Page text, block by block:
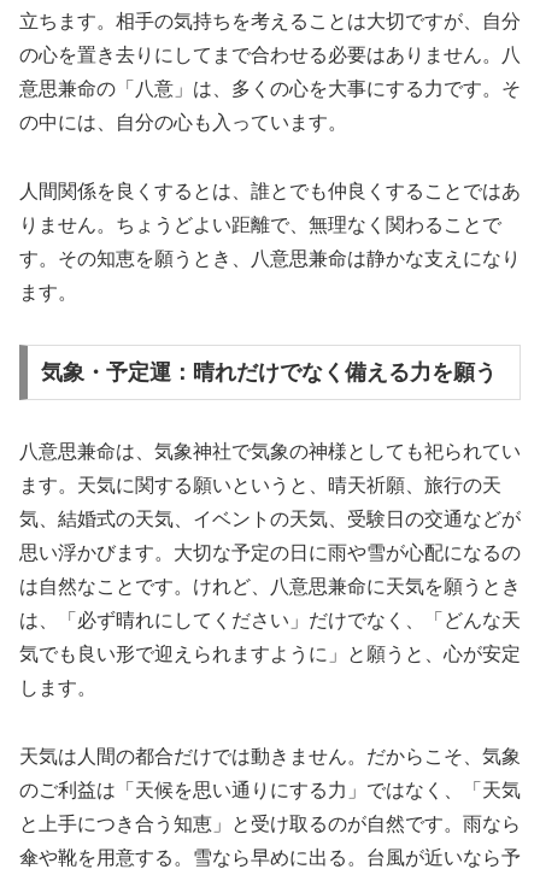
立ちます。相手の気持ちを考えることは大切ですが、自分
の心を置き去りにしてまで合わせる必要はありません。八
意思兼命の「八意」は、多くの心を大事にする力です。そ
の中には、自分の心も入っています。
人間関係を良くするとは、誰とでも仲良くすることではあ
りません。ちょうどよい距離で、無理なく関わることで
す。その知恵を願うとき、八意思兼命は静かな支えになり
ます。
気象・予定運：晴れだけでなく備える力を願う
八意思兼命は、気象神社で気象の神様としても祀られてい
ます。天気に関する願いというと、晴天祈願、旅行の天
気、結婚式の天気、イベントの天気、受験日の交通などが
思い浮かびます。大切な予定の日に雨や雪が心配になるの
は自然なことです。けれど、八意思兼命に天気を願うとき
は、「必ず晴れにしてください」だけでなく、「どんな天
気でも良い形で迎えられますように」と願うと、心が安定
します。
天気は人間の都合だけでは動きません。だからこそ、気象
のご利益は「天候を思い通りにする力」ではなく、「天気
と上手につき合う知恵」と受け取るのが自然です。雨なら
傘や靴を用意する。雪なら早めに出る。台風が近いなら予